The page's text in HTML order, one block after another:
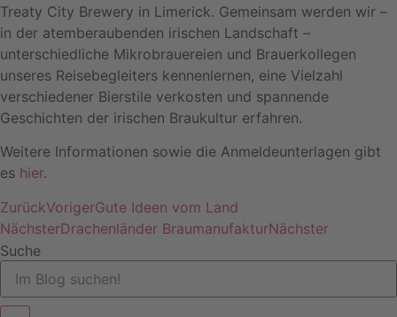
Treaty City Brewery in Limerick. Gemeinsam werden wir –
in der atemberaubenden irischen Landschaft –
unterschiedliche Mikrobrauereien und Brauerkollegen
unseres Reisebegleiters kennenlernen, eine Vielzahl
verschiedener Bierstile verkosten und spannende
Geschichten der irischen Braukultur erfahren.
Weitere Informationen sowie die Anmeldeunterlagen gibt
es hier.
ZurückVorigerGute Ideen vom Land
NächsterDrachenländer BraumanufakturNächster
Suche